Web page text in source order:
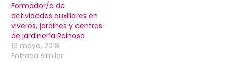
Formador/a de
actividades auxiliares en
viveros, jardines y centros
de jardinería Reinosa
16 mayo, 2018
Entrada similar